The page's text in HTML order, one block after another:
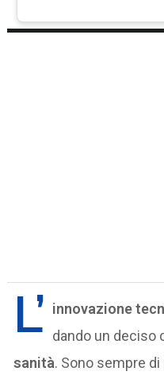
L’ innovazione
dando un deciso
sanità. Sono sempre